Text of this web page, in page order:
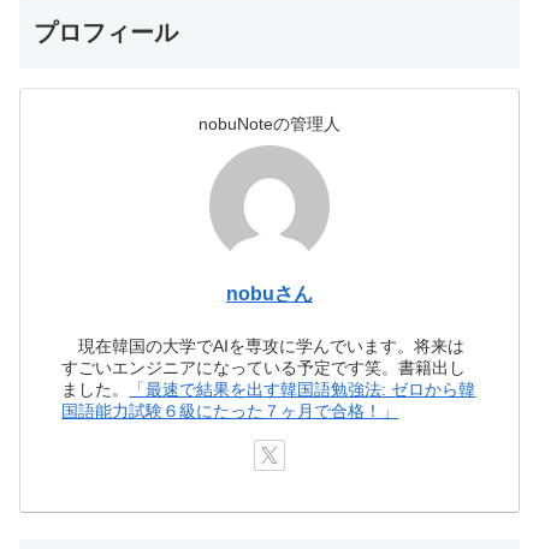
プロフィール
nobuNoteの管理人
nobuさん
現在韓国の大学でAIを専攻に学んでいます。将来は
すごいエンジニアになっている予定です笑。書籍出し
ました。
「最速で結果を出す韓国語勉強法: ゼロから韓
国語能力試験６級にたった７ヶ月で合格！」